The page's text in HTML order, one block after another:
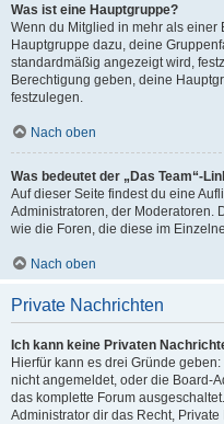
Was ist eine Hauptgruppe?
Wenn du Mitglied in mehr als einer
Hauptgruppe dazu, deine
standardmäßig angezeigt wird,
Berechtigung geben, deine
festzulegen.
Nach oben
Was bedeutet der „Das Team“-
Auf dieser Seite findest du eine
Administratoren, der Moderatoren.
wie die Foren, die diese im
Nach oben
Private Nachrichten
Ich kann keine Privaten
Hierfür kann es drei Gründe
nicht angemeldet, oder die Board-
das komplette Forum
Administrator dir das Recht,